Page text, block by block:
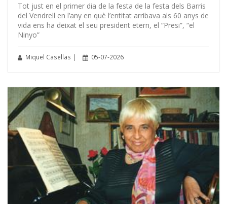
Tot just en el primer dia de la festa de la festa dels Barris
del Vendrell en l’any en què l’entitat arribava als 60 anys de
vida ens ha deixat el seu president etern, el “Presi”, “el
Ninyo”
Miquel Casellas | 05-07-2026